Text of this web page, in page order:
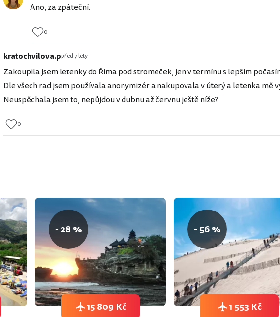
Ano, za zpáteční.
0
kratochvilova.ppřed 7 lety
Zakoupila jsem letenky do Říma pod stromeček, jen v termínu s lepším
Dle všech rad jsem používala anonymizér a nakupovala v úterý a letenka mě
Neuspěchala jsem to, nepůjdou v dubnu až červnu ještě níže?
0
- 28 %
15 809 Kč
- 56 %
1 553 Kč